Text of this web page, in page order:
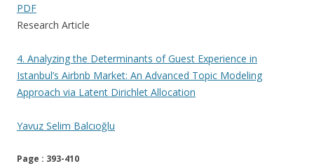
PDF
Research Article
4. Analyzing the Determinants of Guest Experience in
Istanbul’s Airbnb Market: An Advanced Topic Modeling
Approach via Latent Dirichlet Allocation
Yavuz Selim Balcıoğlu
Page : 393-410